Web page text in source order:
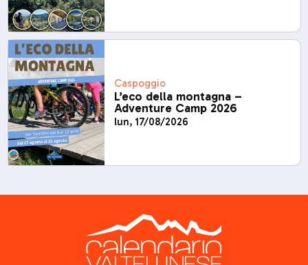
Caspoggio
L’eco della montagna –
Adventure Camp 2026
lun, 17/08/2026